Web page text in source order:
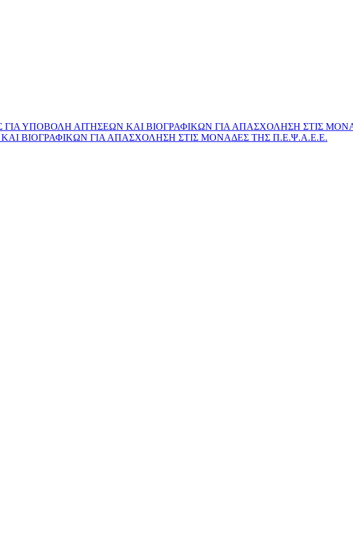
ΥΠΟΒΟΛΗ ΑΙΤΗΣΕΩΝ ΚΑΙ ΒΙΟΓΡΑΦΙΚΩΝ ΓΙΑ ΑΠΑΣΧΟΛΗΣΗ ΣΤΙΣ
ΒΙΟΓΡΑΦΙΚΩΝ ΓΙΑ ΑΠΑΣΧΟΛΗΣΗ ΣΤΙΣ ΜΟΝΑΔΕΣ ΤΗΣ Π.Ε.Ψ.Α.Ε.Ε.